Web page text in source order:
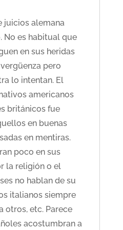
juicios alemana
No es habitual que
en sus heridas
pero
lo intentan. El
americanos
británicos fue
en buenas
en mentiras.
poco en sus
la religión o el
no hablan de su
italianos siempre
otros, etc. Parece
acostumbran a